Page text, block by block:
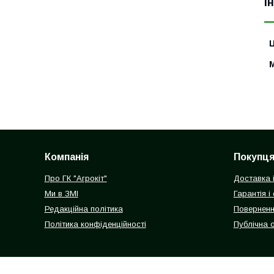
Компанія
Про ГК "Агрокіт"
Ми в ЗМІ
Редакційна політика
Політика конфіденційності
Доставка
Гарантія і
Публічна